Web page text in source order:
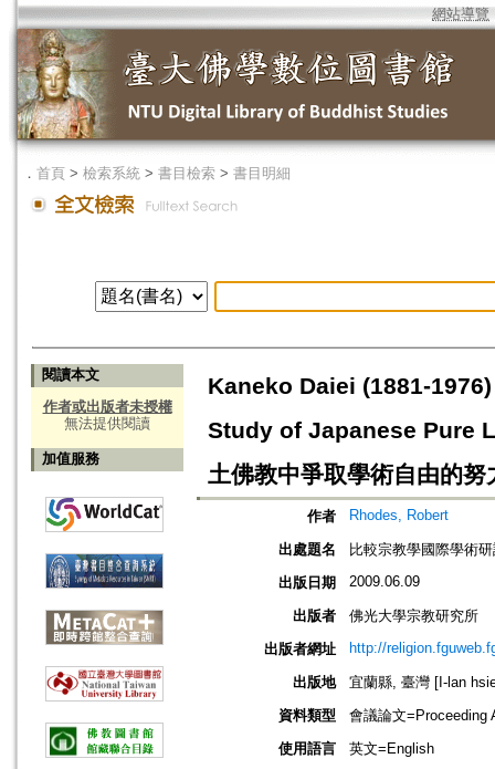
網站導覽
． 首頁 > 檢索系統 > 書目檢索 > 書目明細
閱讀本文
作者或出版者未授權
無法提供閱讀
加值服務
Kaneko Daiei (1881-
Study of Japanese Pure
土佛教中爭取學術自由的努
作者 Rhodes, Robert
出處題名
比較宗教學國際學術
出版日期
2009.06.09
出版者
佛光大學宗教研究所
出版者網址
http://
出版地
宜蘭縣, 臺灣 [I-lan
資料類型
會議論文=Proceeding
使用語言
英文=English